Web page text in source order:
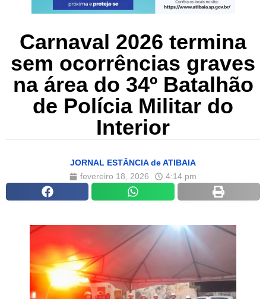
Carnaval 2026 termina
sem ocorrências graves
na área do 34º Batalhão
de Polícia Militar do
Interior
JORNAL ESTÂNCIA de ATIBAIA
fevereiro 18, 2026
4:14 pm